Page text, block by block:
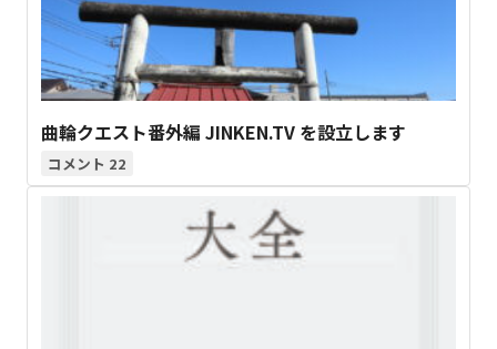
曲輪クエスト番外編 JINKEN.TV を設立します
22